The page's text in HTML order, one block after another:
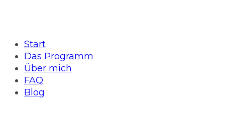
Start
Das Programm
Über mich
FAQ
Blog